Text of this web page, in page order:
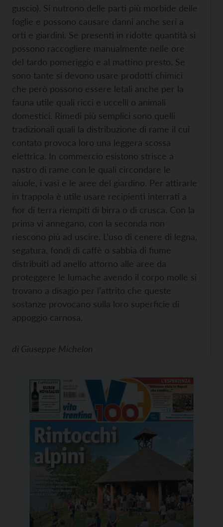
guscio). Si nutrono delle parti più morbide delle
foglie e possono causare danni anche seri a
orti e giardini. Se presenti in ridotte quantità si
possono raccogliere manualmente nelle ore
del tardo pomeriggio e al mattino presto. Se
sono tante si devono usare prodotti chimici
che però possono essere letali anche per la
fauna utile quali ricci e uccelli o animali
domestici. Rimedi più semplici sono quelli
tradizionali quali la distribuzione di rame il cui
contato provoca loro una leggera scossa
elettrica. In commercio esistono strisce a
nastro di rame con le quali circondare le
aiuole, i vasi e le aree del giardino. Per attirarle
in trappola è utile usare recipienti interrati a
fior di terra riempiti di birra o di crusca. Con la
prima vi annegano, con la seconda non
riescono più ad uscire. L’uso di cenere di legna,
segatura, fondi di caffè o sabbia di fiume
distribuiti ad anello attorno alle aree da
proteggere le lumache avendo il corpo molle si
trovano a disagio per l’attrito che queste
sostanze provocano sulla loro superficie di
appoggio carnosa.
di Giuseppe Michelon